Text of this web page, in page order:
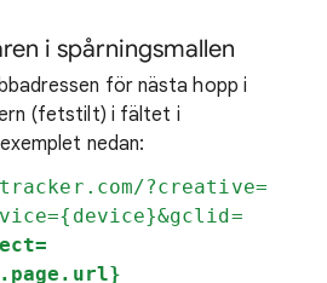
i spårningsmallen
för nästa hopp i
(fetstilt) i fältet i
nedan:
?creative=